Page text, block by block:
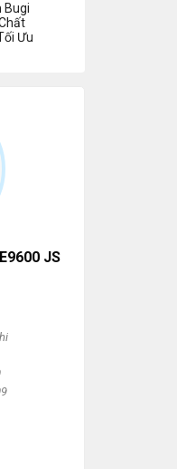
nhớt Wigo chính
15601-BZ030
Bugi
Ưu
JS